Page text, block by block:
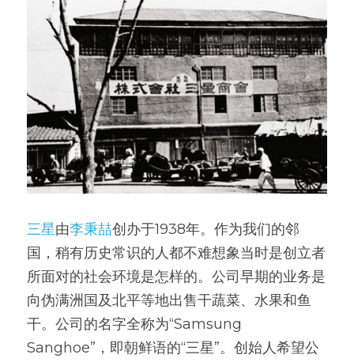
三星由李秉喆创办于1938年。作为我们的邻
国，稍有历史常识的人都不难想象当时是创立者
所面对的社会环境是怎样的。公司早期的业务是
向伪满洲国及北平等地出售干蔬菜、水果和鱼
干。公司的名字全称为“Samsung
Sanghoe”，即朝鲜语的“三星”。创始人希望公